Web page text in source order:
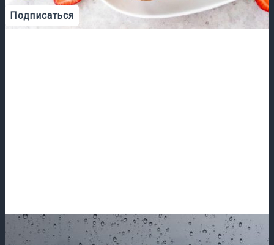
Подписаться